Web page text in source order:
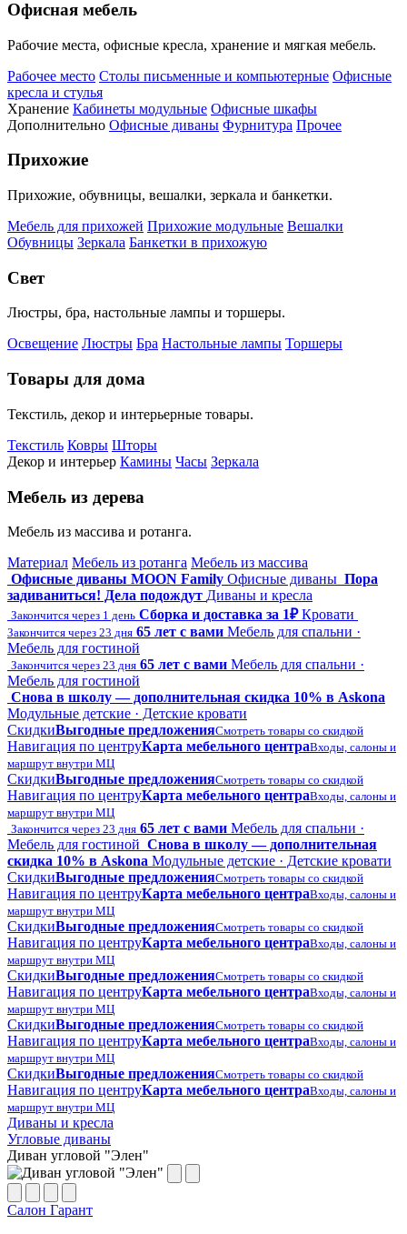
Офисная мебель
Рабочие места, офисные кресла, хранение и мягкая мебель.
Рабочее место Столы письменные и компьютерные Офисные
кресла и стулья
Хранение Кабинеты модульные Офисные шкафы
Дополнительно Офисные диваны Фурнитура Прочее
Прихожие
Прихожие, обувницы, вешалки, зеркала и банкетки.
Мебель для прихожей Прихожие модульные Вешалки
Обувницы Зеркала Банкетки в прихожую
Свет
Люстры, бра, настольные лампы и торшеры.
Освещение Люстры Бра Настольные лампы Торшеры
Товары для дома
Текстиль, декор и интерьерные товары.
Текстиль Ковры Шторы
Декор и интерьер Камины Часы Зеркала
Мебель из дерева
Мебель из массива и ротанга.
Материал Мебель из ротанга Мебель из массива
Офисные диваны MOON Family Офисные диваны Пора
задиваниться! Дела подождут Диваны и кресла
Закончится через 1 день Сборка и доставка за 1₽ Кровати
Закончится через 23 дня 65 лет с вами Мебель для спальни ·
Мебель для гостиной
Закончится через 23 дня 65 лет с вами Мебель для спальни ·
Мебель для гостиной
Снова в школу — дополнительная скидка 10% в Askona
Модульные детские · Детские кровати
СкидкиВыгодные предложенияСмотреть товары со скидкой
Навигация по центруКарта мебельного центраВходы, салоны и
маршрут внутри МЦ
СкидкиВыгодные предложенияСмотреть товары со скидкой
Навигация по центруКарта мебельного центраВходы, салоны и
маршрут внутри МЦ
Закончится через 23 дня 65 лет с вами Мебель для спальни ·
Мебель для гостиной Снова в школу — дополнительная
скидка 10% в Askona Модульные детские · Детские кровати
СкидкиВыгодные предложенияСмотреть товары со скидкой
Навигация по центруКарта мебельного центраВходы, салоны и
маршрут внутри МЦ
СкидкиВыгодные предложенияСмотреть товары со скидкой
Навигация по центруКарта мебельного центраВходы, салоны и
маршрут внутри МЦ
СкидкиВыгодные предложенияСмотреть товары со скидкой
Навигация по центруКарта мебельного центраВходы, салоны и
маршрут внутри МЦ
СкидкиВыгодные предложенияСмотреть товары со скидкой
Навигация по центруКарта мебельного центраВходы, салоны и
маршрут внутри МЦ
СкидкиВыгодные предложенияСмотреть товары со скидкой
Навигация по центруКарта мебельного центраВходы, салоны и
маршрут внутри МЦ
Диваны и кресла
Угловые диваны
Диван угловой "Элен"
Салон Гарант